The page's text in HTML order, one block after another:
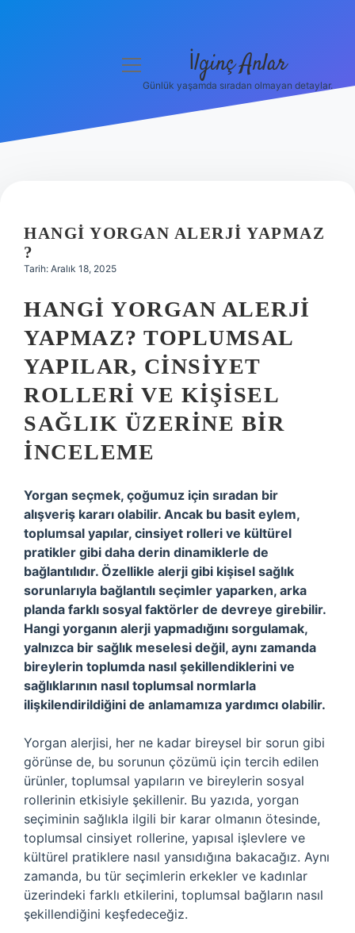
Hakkımızda
menüyü
İlginç Anlar
Günlük yaşamda sıradan olmayan detaylar.
HANGI YORGAN ALERJI YAPMAZ
?
Tarih: Aralık 18, 2025
HANGI YORGAN ALERJI
YAPMAZ? TOPLUMSAL
YAPILAR, CINSIYET
ROLLERI VE KIŞISEL
SAĞLIK ÜZERINE BIR
İNCELEME
Yorgan seçmek, çoğumuz için sıradan bir
alışveriş kararı olabilir. Ancak bu basit eylem,
toplumsal yapılar, cinsiyet rolleri ve kültürel
pratikler gibi daha derin dinamiklerle de
bağlantılıdır. Özellikle alerji gibi kişisel sağlık
sorunlarıyla bağlantılı seçimler yaparken, arka
planda farklı sosyal faktörler de devreye girebilir.
Hangi yorganın alerji yapmadığını sorgulamak,
yalnızca bir sağlık meselesi değil, aynı zamanda
bireylerin toplumda nasıl şekillendiklerini ve
sağlıklarının nasıl toplumsal normlarla
ilişkilendirildiğini de anlamamıza yardımcı olabilir.
Yorgan alerjisi, her ne kadar bireysel bir sorun gibi
görünse de, bu sorunun çözümü için tercih edilen
ürünler, toplumsal yapıların ve bireylerin sosyal
rollerinin etkisiyle şekillenir. Bu yazıda, yorgan
seçiminin sağlıkla ilgili bir karar olmanın ötesinde,
toplumsal cinsiyet rollerine, yapısal işlevlere ve
kültürel pratiklere nasıl yansıdığına bakacağız. Aynı
zamanda, bu tür seçimlerin erkekler ve kadınlar
üzerindeki farklı etkilerini, toplumsal bağların nasıl
şekillendiğini keşfedeceğiz.